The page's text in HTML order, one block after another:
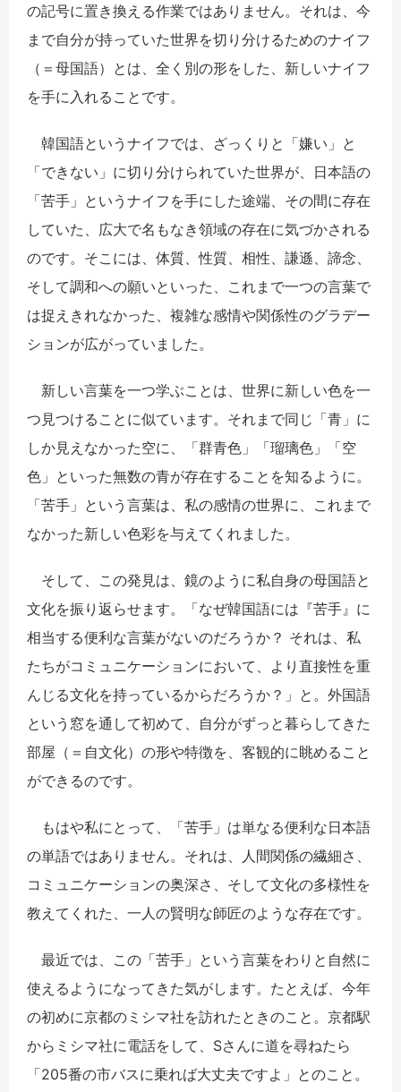
の記号に置き換える作業ではありません。それは、今
まで自分が持っていた世界を切り分けるためのナイフ
（＝母国語）とは、全く別の形をした、新しいナイフ
を手に入れることです。
韓国語というナイフでは、ざっくりと「嫌い」と
「できない」に切り分けられていた世界が、日本語の
「苦手」というナイフを手にした途端、その間に存在
していた、広大で名もなき領域の存在に気づかされる
のです。そこには、体質、性質、相性、謙遜、諦念、
そして調和への願いといった、これまで一つの言葉で
は捉えきれなかった、複雑な感情や関係性のグラデー
ションが広がっていました。
新しい言葉を一つ学ぶことは、世界に新しい色を一
つ見つけることに似ています。それまで同じ「青」に
しか見えなかった空に、「群青色」「瑠璃色」「空
色」といった無数の青が存在することを知るように。
「苦手」という言葉は、私の感情の世界に、これまで
なかった新しい色彩を与えてくれました。
そして、この発見は、鏡のように私自身の母国語と
文化を振り返らせます。「なぜ韓国語には『苦手』に
相当する便利な言葉がないのだろうか？ それは、私
たちがコミュニケーションにおいて、より直接性を重
んじる文化を持っているからだろうか？」と。外国語
という窓を通して初めて、自分がずっと暮らしてきた
部屋（＝自文化）の形や特徴を、客観的に眺めること
ができるのです。
もはや私にとって、「苦手」は単なる便利な日本語
の単語ではありません。それは、人間関係の繊細さ、
コミュニケーションの奥深さ、そして文化の多様性を
教えてくれた、一人の賢明な師匠のような存在です。
最近では、この「苦手」という言葉をわりと自然に
使えるようになってきた気がします。たとえば、今年
の初めに京都のミシマ社を訪れたときのこと。京都駅
からミシマ社に電話をして、Sさんに道を尋ねたら
「205番の市バスに乗れば大丈夫ですよ」とのこと。